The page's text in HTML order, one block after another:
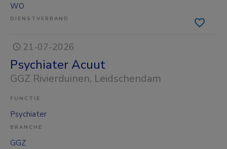
WO
DIENSTVERBAND
21-07-2026
Psychiater Acuut
GGZ Rivierduinen, Leidschendam
FUNCTIE
Psychiater
BRANCHE
GGZ